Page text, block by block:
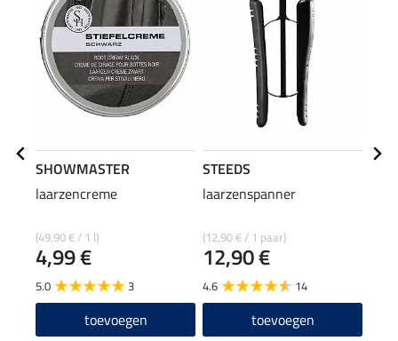
SHOWMASTER
laarzencreme
(49,90 € / 1 l)
4,99 €
5.0 3
toevoegen
STEEDS
laarzenspanner
(12,90 € / 1 paar)
12,90 €
4.6 14
toevoegen